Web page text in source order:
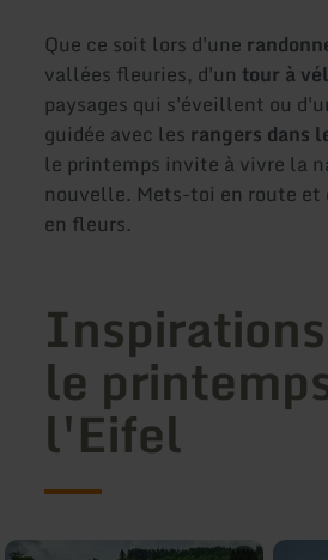
Que ce soit lors d'une
vallées fleuries, d'un tour à
paysages qui s'éveillent ou
guidée avec les rangers dans
le printemps invite à vivre la
nouvelle. Mets-toi en route
en fleurs.
le
l'Eifel